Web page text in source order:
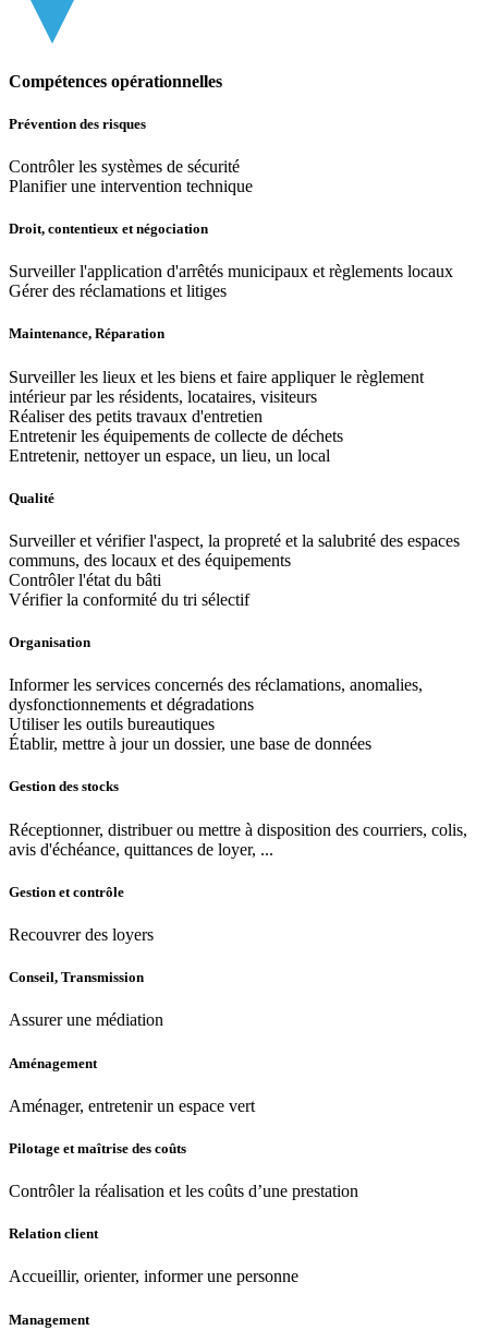
Compétences opérationnelles
Prévention des risques
Contrôler les systèmes de sécurité
Planifier une intervention technique
Droit, contentieux et négociation
Surveiller l'application d'arrêtés municipaux et règlements locaux
Gérer des réclamations et litiges
Maintenance, Réparation
Surveiller les lieux et les biens et faire appliquer le règlement
intérieur par les résidents, locataires, visiteurs
Réaliser des petits travaux d'entretien
Entretenir les équipements de collecte de déchets
Entretenir, nettoyer un espace, un lieu, un local
Qualité
Surveiller et vérifier l'aspect, la propreté et la salubrité des espaces
communs, des locaux et des équipements
Contrôler l'état du bâti
Vérifier la conformité du tri sélectif
Organisation
Informer les services concernés des réclamations, anomalies,
dysfonctionnements et dégradations
Utiliser les outils bureautiques
Établir, mettre à jour un dossier, une base de données
Gestion des stocks
Réceptionner, distribuer ou mettre à disposition des courriers, colis,
avis d'échéance, quittances de loyer, ...
Gestion et contrôle
Recouvrer des loyers
Conseil, Transmission
Assurer une médiation
Aménagement
Aménager, entretenir un espace vert
Pilotage et maîtrise des coûts
Contrôler la réalisation et les coûts d’une prestation
Relation client
Accueillir, orienter, informer une personne
Management